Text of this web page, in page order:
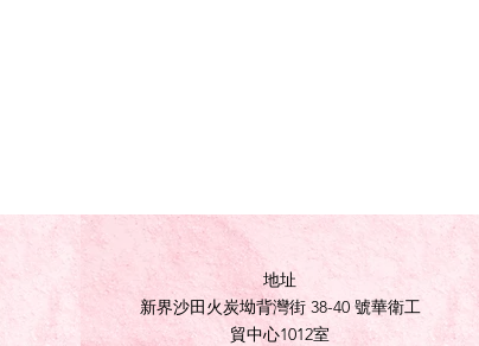
地址
新界沙田火炭坳背灣街 38-40 號華衛工
貿中心1012室